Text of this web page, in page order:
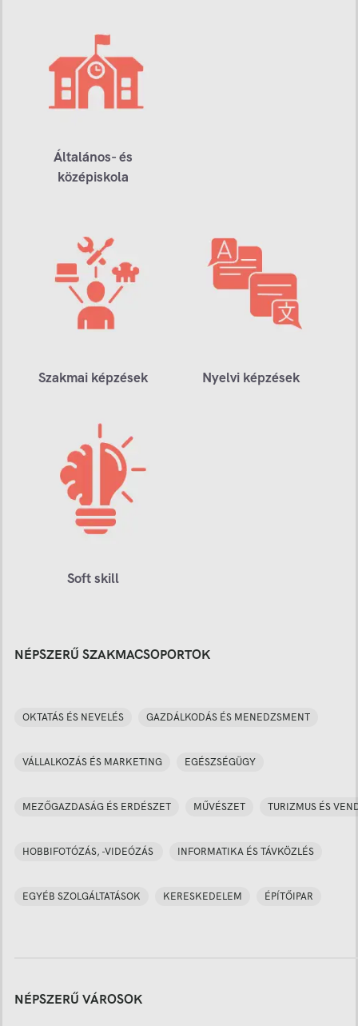
Általános- és
középiskola
Szakmai képzések Nyelvi képzések
Soft skill
NÉPSZERŰ SZAKMACSOPORTOK
OKTATÁS ÉS NEVELÉS GAZDÁLKODÁS ÉS MENEDZSMENT
VÁLLALKOZÁS ÉS MARKETING EGÉSZSÉGÜGY
MEZŐGAZDASÁG ÉS ERDÉSZET MŰVÉSZET TURIZMUS ÉS
HOBBIFOTÓZÁS, -VIDEÓZÁS INFORMATIKA ÉS TÁVKÖZLÉS
EGYÉB SZOLGÁLTATÁSOK KERESKEDELEM ÉPÍTŐIPAR
NÉPSZERŰ VÁROSOK